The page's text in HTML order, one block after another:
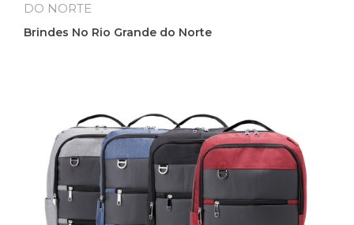
DO NORTE
Brindes No Rio Grande do Norte